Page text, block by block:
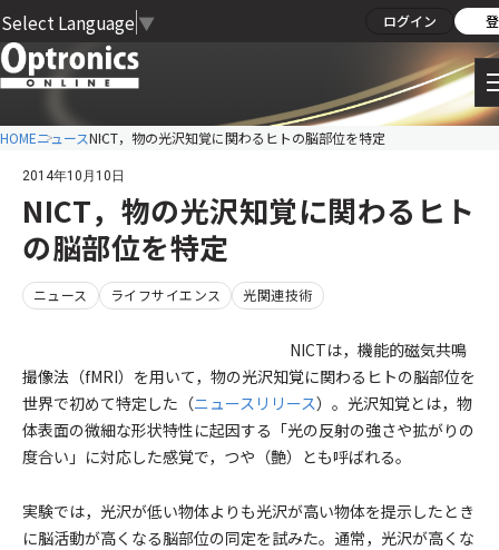
Select Language ▼ ログイン
HOMEニュースNICT，物の光沢知覚に関わるヒトの脳部位を特定
2014年10月10日
NICT，物の光沢知覚に関わるヒト
の脳部位を特定
ニュース ライフサイエンス 光関連技術
NICTは，機能的磁気共鳴
撮像法（fMRI）を用いて，物の光沢知覚に関わるヒトの脳部位を
世界で初めて特定した（ニュースリリース）。光沢知覚とは，物
体表面の微細な形状特性に起因する「光の反射の強さや拡がりの
度合い」に対応した感覚で，つや（艶）とも呼ばれる。
実験では，光沢が低い物体よりも光沢が高い物体を提示したとき
に脳活動が高くなる脳部位の同定を試みた。通常，光沢が高くな